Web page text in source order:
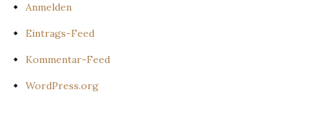
Anmelden
Eintrags-Feed
Kommentar-Feed
WordPress.org